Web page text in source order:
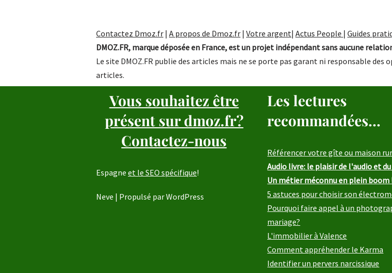
Contactez Dmoz.fr | A propos de Dmoz.fr | Votre argent| Actus People | Guides
DMOZ.FR, marque déposée en France, est un projet indépendant sans aucune
Le site DMOZ.FR publie des articles mais ne se porte pas garant ni responsable des
articles.
Vous souhaitez être
présent sur dmoz.fr?
Contactez-nous
Espagne et le SEO spécifique!
Neve | Propulsé parWordPress
Les lectures
recommandées...
Référencer votre gîte ou maison
Audio livre: le plaisir de l'audio et
Un métier méconnu en plein boom
5 astuces pour choisir son
Pourquoi faire appel à un
mariage?
L'immobilier à Valence
Comment appréhender le Karma
Identifier un pervers narcissique